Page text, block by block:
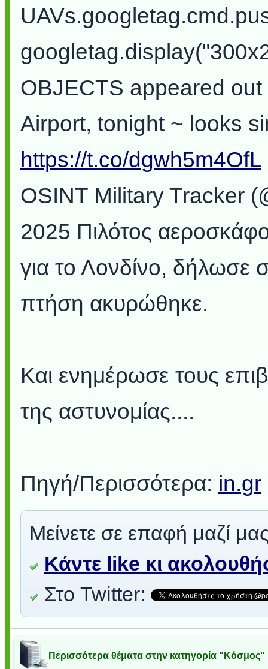
OBJECTS appeared
Airport, tonight ~ looks
https://t.co/dgwh5m4OfL
OSINT Military Tracker
2025 Πιλότος
για το Λονδίνο, δήλωσε
πτήση ακυρώθηκε.
Και ενημέρωσε τους
της αστυνομίας....
Πηγή/Περισσότερα: in.gr
Μείνετε σε επαφή μαζί
Κάντε like κι
Στο Twitter:
Περισσότερα θέματα στην κατηγορία "Κόσμος"